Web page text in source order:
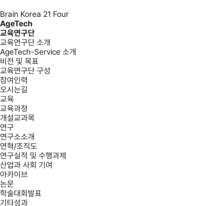
Brain Korea 21 Four
AgeTech
교육연구단
교육연구단 소개
AgeTech-Service 소개
비전 및 목표
교육연구단 구성
참여인력
오시는길
교육
교육과정
개설교과목
연구
연구소소개
연혁/조직도
연구실적 및 수행과제
산업과 사회 기여
아카이브
논문
학술대회발표
기타성과